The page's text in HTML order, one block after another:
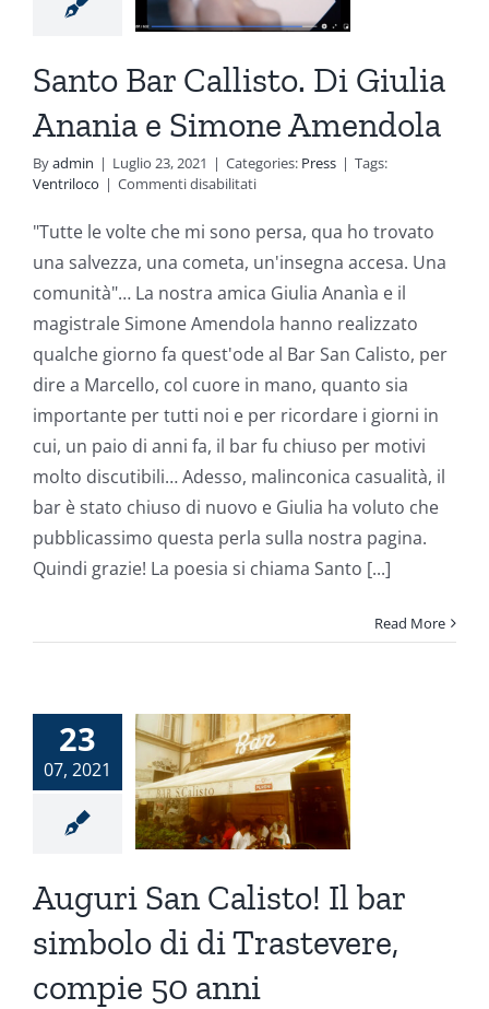
Press
Santo Bar Callisto. Di Giulia
Anania e Simone Amendola
Byadmin | Luglio 23, 2021 | Categories: Press | Tags:
Ventriloco | Commenti disabilitatisu
Bar
Callisto.
Di
Giulia
e
Simone
"Tutte le volte che mi sono persa, qua ho trovato
una salvezza, una cometa, un'insegna accesa. Una
comunità"… La nostra amica Giulia Ananìa e il
magistrale Simone Amendola hanno realizzato
qualche giorno fa quest'ode al Bar San Calisto, per
dire a Marcello, col cuore in mano, quanto sia
importante per tutti noi e per ricordare i giorni in
cui, un paio di anni fa, il bar fu chiuso per motivi
molto discutibili… Adesso, malinconica casualità, il
bar è stato chiuso di nuovo e Giulia ha voluto che
pubblicassimo questa perla sulla nostra pagina.
Quindi grazie! La poesia si chiama Santo [...]
Read More
23
07, 2021
Il
di di
Press
Auguri San Calisto! Il bar
simbolo di di Trastevere,
compie 50 anni